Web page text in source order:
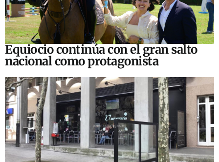
Equiocio continúa con el gran salto
nacional como protagonista